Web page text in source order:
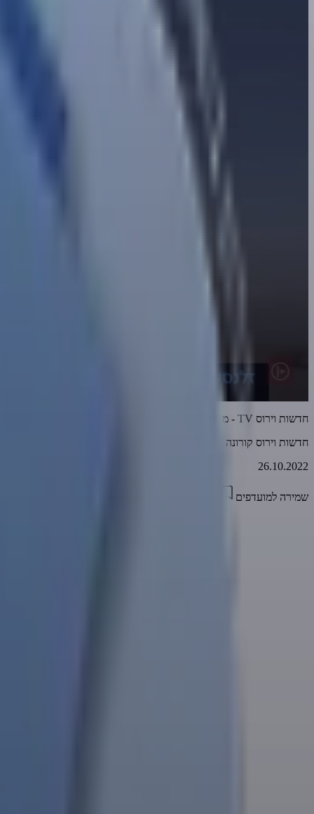
חדשות וירוס TV - מהדורה 585 • משחקי מלחמה + בונוס הערב... 'השיר של ביידן' • 26-10-2022
חדשות וירוס קורונה TV
26.10.2022
שמירה למועדפים